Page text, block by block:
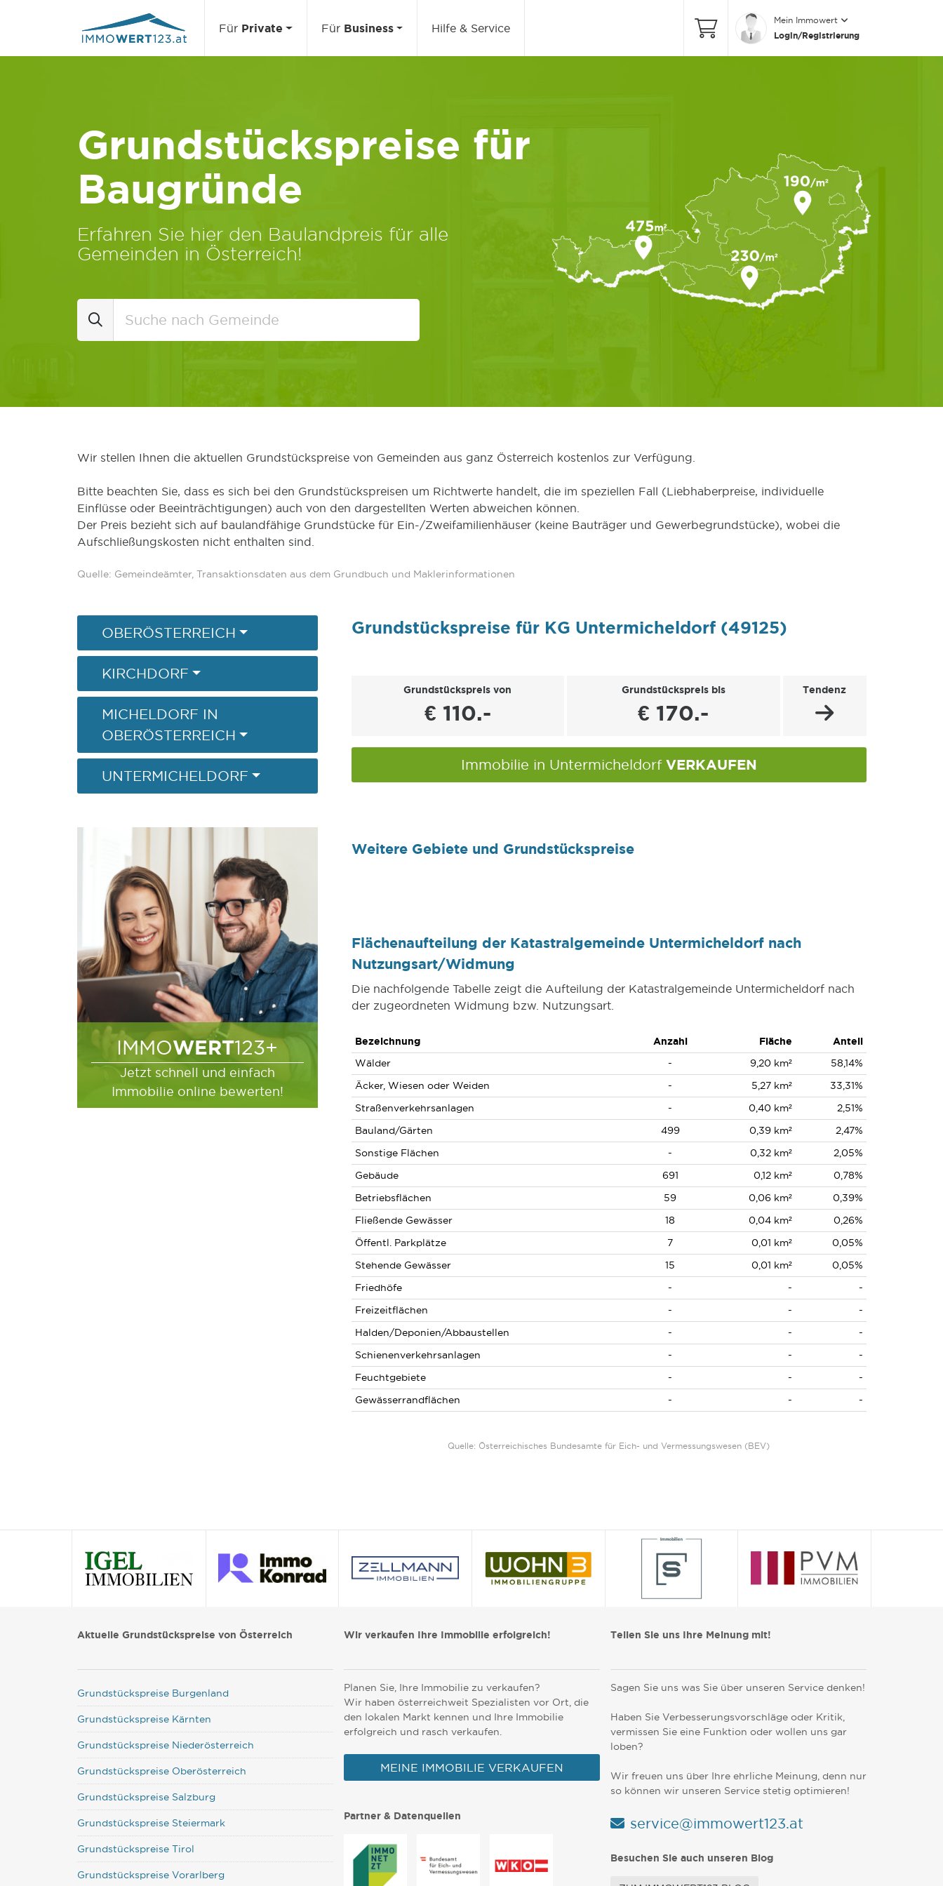
Für Private Für Business Hilfe & Service
Mein Immowert
Login/Registrierung
Grundstückspreise für
Baugründe
Erfahren Sie hier den Baulandpreis für alle
Gemeinden in Österreich!
Wir stellen Ihnen die aktuellen Grundstückspreise von Gemeinden aus ganz Österreich kostenlos zur Verfügung.
Bitte beachten Sie, dass es sich bei den Grundstückspreisen um Richtwerte handelt, die im speziellen Fall (Liebhaberpreise, individuelle
Einflüsse oder Beeinträchtigungen) auch von den dargestellten Werten abweichen können.
Der Preis bezieht sich auf baulandfähige Grundstücke für Ein-/Zweifamilienhäuser (keine Bauträger und Gewerbegrundstücke), wobei die
Aufschließungskosten nicht enthalten sind.
Quelle: Gemeindeämter, Transaktionsdaten aus dem Grundbuch und Maklerinformationen
OBERÖSTERREICH
KIRCHDORF
MICHELDORF IN
OBERÖSTERREICH
UNTERMICHELDORF
IMMOWERT123+
Jetzt schnell und einfach
Immobilie online bewerten!
Grundstückspreise für KG Untermicheldorf (49125)
Grundstückspreis von
€ 110.-
Grundstückspreis bis
€ 170.-
Tendenz
Immobilie in Untermicheldorf VERKAUFEN
Weitere Gebiete und Grundstückspreise
Flächenaufteilung der Katastralgemeinde Untermicheldorf nach
Nutzungsart/Widmung
Die nachfolgende Tabelle zeigt die Aufteilung der Katastralgemeinde Untermicheldorf nach
der zugeordneten Widmung bzw. Nutzungsart.
Bezeichnung Anzahl Fläche
Anteil
Wälder
- 9,20 km²
58,14%
Äcker, Wiesen oder Weiden
- 5,27 km²
33,31%
Straßenverkehrsanlagen
- 0,40 km²
2,51%
Bauland/Gärten
499 0,39 km²
2,47%
Sonstige Flächen
- 0,32 km²
2,05%
Gebäude
691 0,12 km²
0,78%
Betriebsflächen
59 0,06 km²
0,39%
Fließende Gewässer
18 0,04 km²
0,26%
Öffentl. Parkplätze
7 0,01 km²
0,05%
Stehende Gewässer
15 0,01 km²
0,05%
Friedhöfe
- -
-
Freizeitflächen
- -
-
Halden/Deponien/Abbaustellen
- -
-
Schienenverkehrsanlagen
- -
-
Feuchtgebiete
- -
-
Gewässerrandflächen
- - -
Quelle: Österreichisches Bundesamte für Eich- und Vermessungswesen (BEV)
Aktuelle Grundstückspreise von Österreich
Grundstückspreise Burgenland
Grundstückspreise Kärnten
Grundstückspreise Niederösterreich
Grundstückspreise Oberösterreich
Grundstückspreise Salzburg
Grundstückspreise Steiermark
Grundstückspreise Tirol
Grundstückspreise Vorarlberg
Wir verkaufen Ihre Immobilie erfolgreich!
Planen Sie, Ihre Immobilie zu verkaufen?
Wir haben österreichweit Spezialisten vor Ort, die
den lokalen Markt kennen und Ihre Immobilie
erfolgreich und rasch verkaufen.
MEINE IMMOBILIE VERKAUFEN
Partner & Datenquellen
Teilen Sie uns Ihre Meinung mit!
Sagen Sie uns was Sie über unseren Service denken!
Haben Sie Verbesserungsvorschläge oder Kritik,
vermissen Sie eine Funktion oder wollen uns gar
loben?
Wir freuen uns über Ihre ehrliche Meinung, denn nur
so können wir unseren Service stetig optimieren!
service@immowert123.at
Besuchen Sie auch unseren Blog